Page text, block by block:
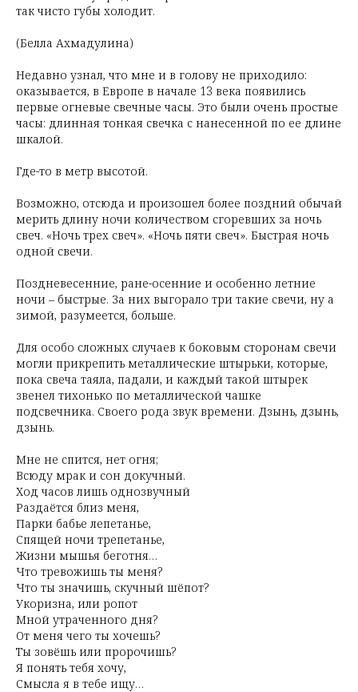
так чисто губы холодит.
(Белла Ахмадулина)
Недавно узнал, что мне и в голову не приходило:
оказывается, в Европе в начале 13 века появились
первые огневые свечные часы. Это были очень простые
часы: длинная тонкая свечка с нанесенной по ее длине
шкалой.
Где-то в метр высотой.
Возможно, отсюда и произошел более поздний обычай
мерить длину ночи количеством сгоревших за ночь
свеч. «Ночь трех свеч». «Ночь пяти свеч». Быстрая ночь
одной свечи.
Поздневесенние, ране-осенние и особенно летние
ночи – быстрые. За них выгорало три такие свечи, ну а
зимой, разумеется, больше.
Для особо сложных случаев к боковым сторонам свечи
могли прикрепить металлические штырьки, которые,
пока свеча таяла, падали, и каждый такой штырек
звенел тихонько по металлической чашке
подсвечника. Своего рода звук времени. Дзынь, дзынь,
дзынь.
Мне не спится, нет огня;
Всюду мрак и сон докучный.
Ход часов лишь однозвучный
Раздаётся близ меня,
Парки бабье лепетанье,
Спящей ночи трепетанье,
Жизни мышья беготня…
Что тревожишь ты меня?
Что ты значишь, скучный шёпот?
Укоризна, или ропот
Мной утраченного дня?
От меня чего ты хочешь?
Ты зовёшь или пророчишь?
Я понять тебя хочу,
Смысла я в тебе ищу…